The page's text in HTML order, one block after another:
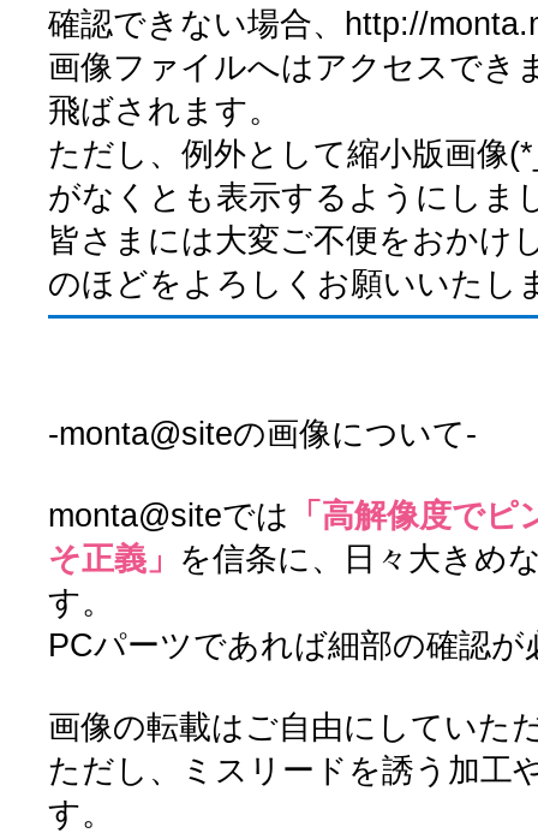
確認できない場合、http://
画像ファイルへはアクセスでき
飛ばされます。
ただし、例外として縮小版画像
がなくとも表示するようにしま
皆さまには大変ご不便をおかけ
のほどをよろしくお願いいたし
-monta@siteの画像について-
monta@siteでは 「高解像度で
そ正義」 を信条に、日々大きめ
す。
PCパーツであれば細部の確認
画像の転載はご自由にしていた
ただし、ミスリードを誘う加工
す。